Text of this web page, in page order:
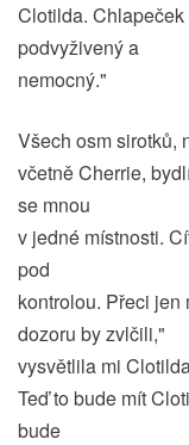
Clotilda.
podvyživený a
nemocný."
Všech osm sirotků,
včetně Cherrie,
se mnou
v jedné místnosti.
pod
kontrolou. Přeci
dozoru by zvlčili,"
vysvětlila mi
Teď to bude mít
bude